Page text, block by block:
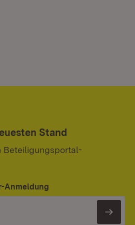
Stand
Beteiligungsportal-
Anmeldung